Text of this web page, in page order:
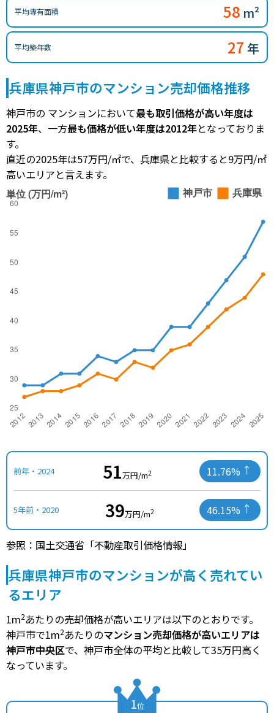
平均専有面積 58 m²
平均築年数 27 年
兵庫県神戸市のマンション売却価格推移
神戸市の マンションにおいて最も取引価格が高い年度は
2025年、一方最も価格が低い年度は2012年となっておりま
す。
直近の2025年は57万円/㎡で、兵庫県と比較すると9万円/㎡
高いエリアと言えます。
前年・2024 51万円/m2 11.76%
5年前・2020 39万円/m2 46.15%
参照：国土交通省「不動産取引価格情報」
兵庫県神戸市のマンションが高く売れてい
るエリア
1m2あたりの売却価格が高いエリアは以下のとおりです。
神戸市で1m2あたりのマンション売却価格が高いエリアは
神戸市中央区で、神戸市全体の平均と比較して35万円高く
なっています。
1位